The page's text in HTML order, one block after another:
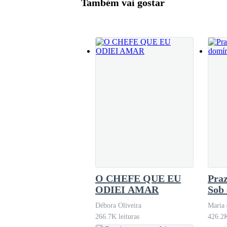
Acabamos suados, eu com as calças jogadas
Então eu fiz o que qualquer pessoa em sã
realizado. Fiquei me perguntando por que
A felicidade não durou nem dois minutos.
Também vai gostar
O CHEFE QUE EU
ODIEI AMAR
Débora Oliveira
266.7K leituras
chefe.
Maria